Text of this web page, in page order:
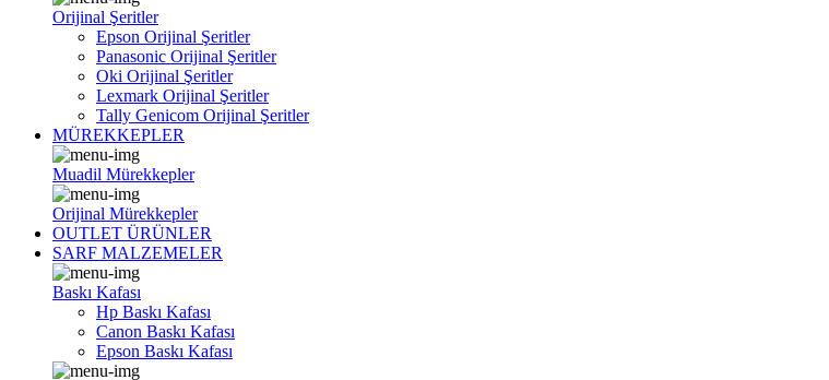
Orijinal Şeritler
Epson Orijinal Şeritler
Panasonic Orijinal Şeritler
Oki Orijinal Şeritler
Lexmark Orijinal Şeritler
Tally Genicom Orijinal Şeritler
MÜREKKEPLER
Muadil Mürekkepler
Orijinal Mürekkepler
OUTLET ÜRÜNLER
SARF MALZEMELER
Baskı Kafası
Hp Baskı Kafası
Canon Baskı Kafası
Epson Baskı Kafası